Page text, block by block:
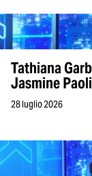
Tathiana
Jasmine
28 luglio 2026